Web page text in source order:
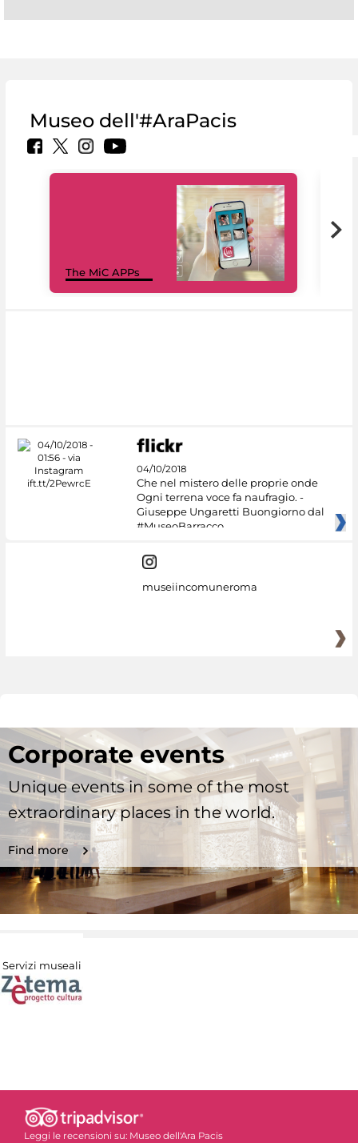
Museo dell'#AraPacis
The MiC APPs
04/10/2018
Che nel mistero delle proprie onde
Ogni terrena voce fa naufragio. -
Giuseppe Ungaretti Buongiorno dal
#MuseoBarracco
museiincomuneroma
Corporate events
Unique events in some of the most
extraordinary places in the world.
Find more
Servizi museali
Leggi le recensioni su: Museo dell'Ara Pacis